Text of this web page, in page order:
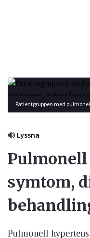
Lyssna
symtom,
Pulmonell